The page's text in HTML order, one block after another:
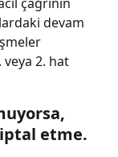
devam
veya 2. hat
iptal etme.